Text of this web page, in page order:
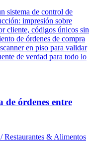
sistema de control de
impresión sobre
cliente, códigos únicos sin
de órdenes de compra
en piso para validar
de verdad para todo lo
de órdenes entre
/Restaurantes & Alimentos